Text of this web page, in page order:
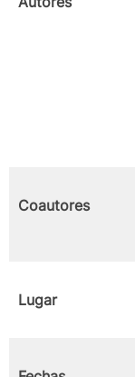
Coautores
Lugar